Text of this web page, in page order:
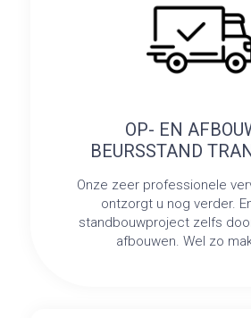
OP- EN
BEURSSTAND
Onze zeer professionele
ontzorgt u nog verder.
standbouwproject zelfs
afbouwen. Wel zo